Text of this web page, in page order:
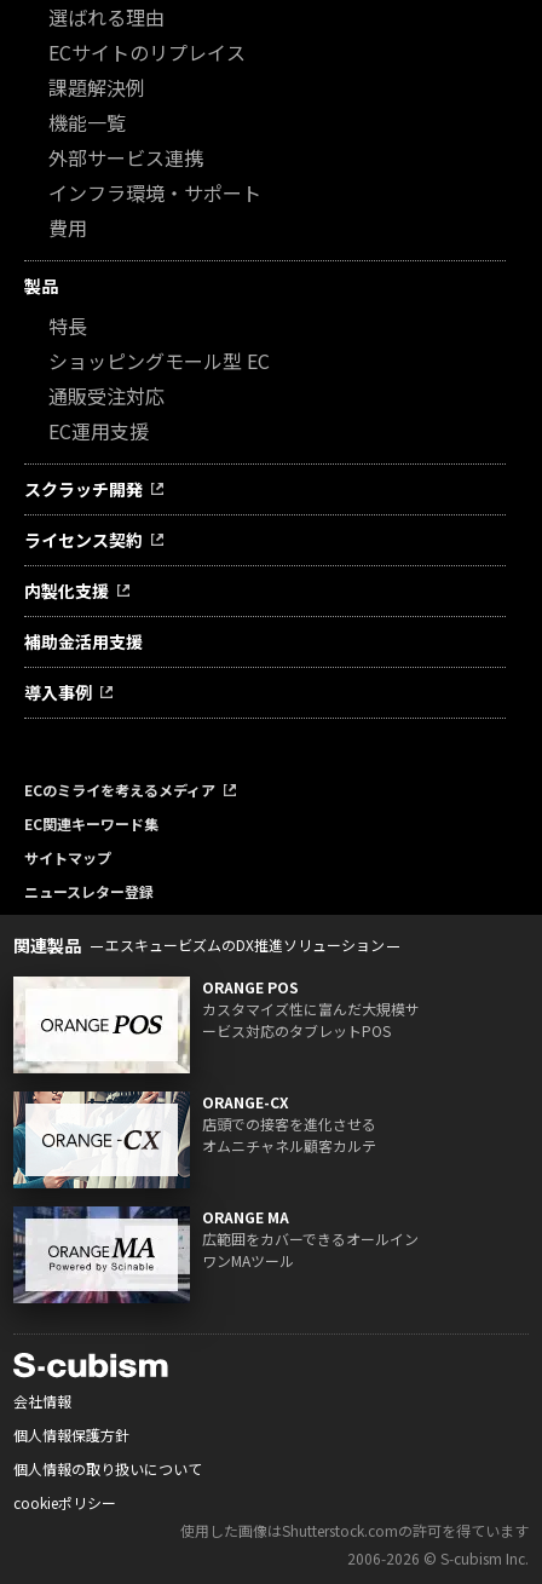
選ばれる理由
ECサイトのリプレイス
課題解決例
機能一覧
外部サービス連携
インフラ環境・サポート
費用
製品
特長
ショッピングモール型 EC
通販受注対応
EC運用支援
スクラッチ開発
ライセンス契約
内製化支援
補助金活用支援
導入事例
ECのミライを考えるメディア
EC関連キーワード集
サイトマップ
ニュースレター登録
関連製品 エスキュービズムのDX推進ソリューション
ORANGE POS
カスタマイズ性に富んだ大規模サ
ービス対応のタブレットPOS
ORANGE-CX
店頭での接客を進化させる
オムニチャネル顧客カルテ
ORANGE MA
広範囲をカバーできるオールイン
ワンMAツール
会社情報
個人情報保護方針
個人情報の取り扱いについて
cookieポリシー
使用した画像はShutterstock.comの許可を得ています
2006‑2026 © S‑cubism Inc.